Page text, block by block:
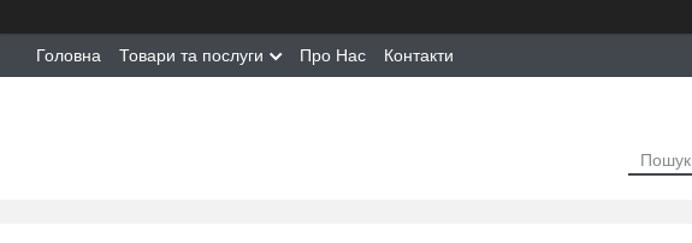
Головна Товари та послуги Про Нас Контакти